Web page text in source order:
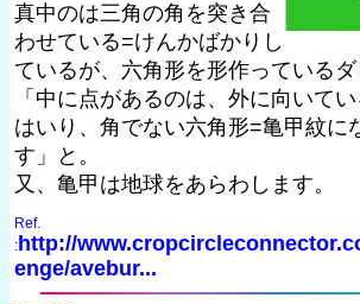
真中のは三角の角を突き合
わせている=けんかばかりし
ているが、六角形を形作っているダ
「中に点があるのは、外に向いて
はいり、角でない六角形=亀甲紋に
す」と。
又、亀甲は地球をあらわします。
Ref.
: http://
enge/avebur...